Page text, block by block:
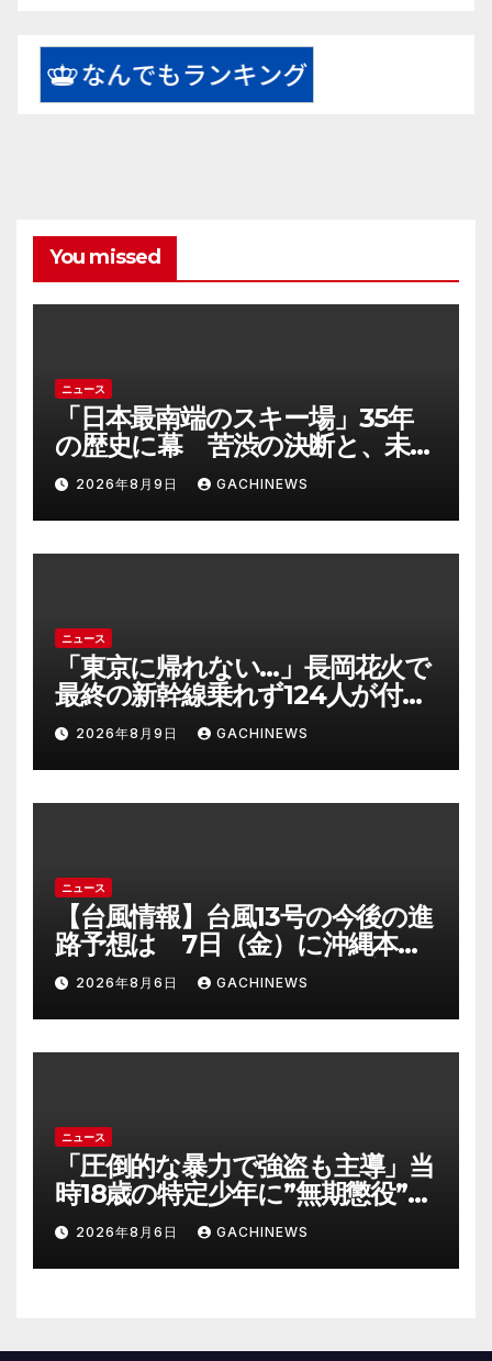
You missed
ニュース
「日本最南端のスキー場」35年
の歴史に幕 苦渋の決断と、未来
への一歩(FNNプライムオンライ
ン)
2026年8月9日 GACHINEWS
ニュース
「東京に帰れない…」長岡花火で
最終の新幹線乗れず124人が付近
施設で一夜明かす “フェニック
ス”の打ち上げ時間後ろ倒しの影
響は?「分散退場には一定の効果
あった」(FNNプライムオンライ
2026年8月9日 GACHINEWS
ニュース
【台風情報】台風13号の今後の進
路予想は 7日（金）に沖縄本島
に直撃するおそれ 一部の家屋
が倒壊するおそれがある猛烈な
風が吹く見込み(FNNプライムオ
ンライン)
2026年8月6日 GACHINEWS
ニュース
「圧倒的な暴力で強盗も主導」当
時18歳の特定少年に”無期懲役”求
刑の背景『年齢の若さで説明でき
ないほど悪質だと検察が判断』
＜元裁判官が解説＞全国的に見て
2026年8月6日 GACHINEWS